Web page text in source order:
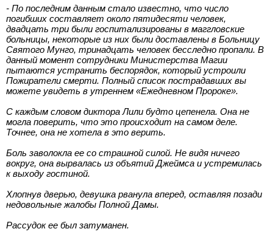
- По последним данным стало известно, что число
погибших составляет около пятидесяти человек,
двадцать три были госпитализированы в маггловские
больницы, некоторые из них были доставлены в Больницу
Святого Мунго, тринадцать человек бесследно пропали. В
данный момент сотрудники Министерства Магии
пытаются устранить беспорядок, который устроили
Пожиратели смерти. Полный список пострадавших вы
можете увидеть в утреннем «Ежедневном Пророке».
С каждым словом диктора Лили будто цепенела. Она не
могла поверить, что это происходит на самом деле.
Точнее, она не хотела в это верить.
Боль заволокла ее со страшной силой. Не видя ничего
вокруг, она вырвалась из объятий Джеймса и устремилась
к выходу гостиной.
Хлопнув дверью, девушка рванула вперед, оставляя позади
недовольные жалобы Полной Дамы.
Рассудок ее был затуманен.